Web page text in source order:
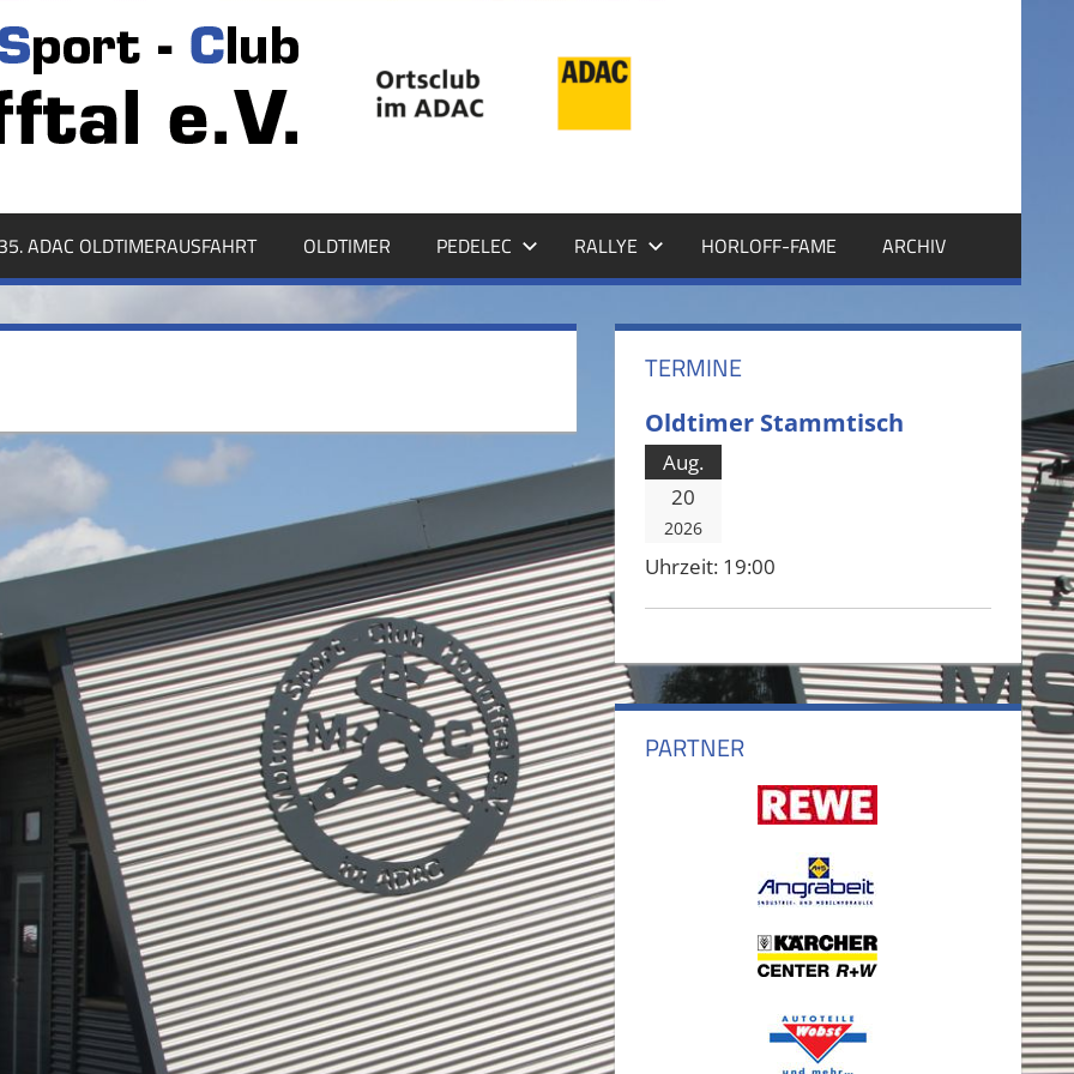
35. ADAC OLDTIMERAUSFAHRT OLDTIMER PEDELEC RALLYE HORLOFF-FAME ARCHIV
TERMINE
Oldtimer Stammtisch
Aug.
20
2026
Uhrzeit: 19:00
PARTNER